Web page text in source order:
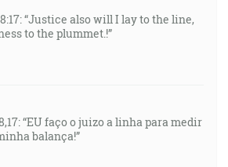
“Justice also will I lay to the line,
to the plummet.!”
“EU faço o juizo a linha para medir
balança!”